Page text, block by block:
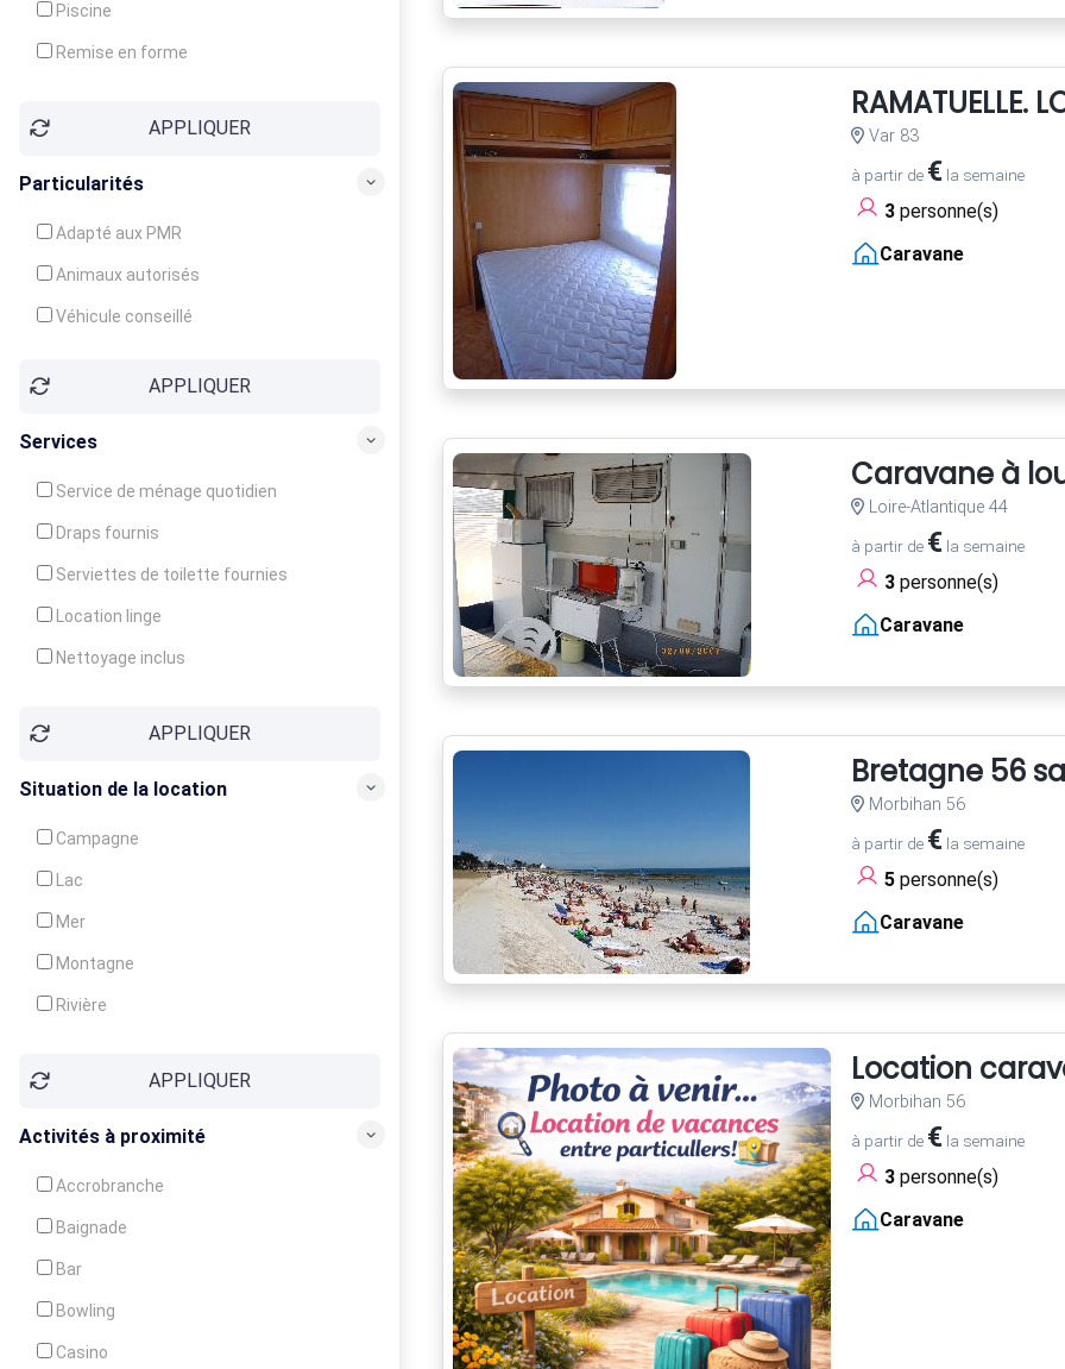
Piscine
Remise en forme
Soins du corpsAPPLIQUER
Particularités
Adapté aux PMR
Animaux autorisés
Véhicule conseillé
APPLIQUER
Services
Service de ménage quotidien
Draps fournis
Serviettes de toilette fournies
Location linge
Nettoyage inclus
Garde d'enfants
Crèche
APPLIQUER
Situation de la location
Campagne
Lac
Mer
Montagne
Rivière
APPLIQUER
Activités à proximité
Accrobranche
Baignade
Bar
Bowling
Casino
RAMATUELLE.
Var 83
à partir de €la semaine
3personne(s)
Caravane
Caravane à
Loire-Atlantique 44
à partir de €la semaine
3personne(s)
Caravane
Bretagne 56
Morbihan 56
à partir de €la semaine
5personne(s)
Caravane
Location
Morbihan 56
à partir de €la semaine
3personne(s)
Caravane